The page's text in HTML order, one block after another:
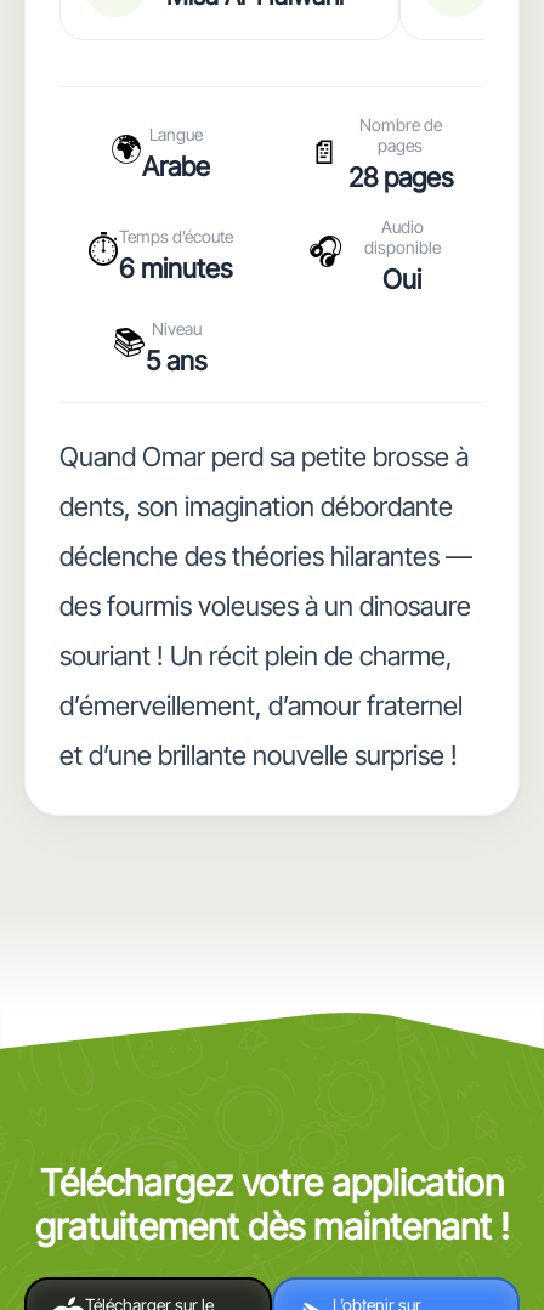
🌍 Langue
Arabe 📄
Nombre de
pages
28 pages
⏱️Temps d’écoute
6 minutes 🎧
Audio
disponible
Oui
📚 Niveau
5 ans
Quand Omar perd sa petite brosse à
dents, son imagination débordante
déclenche des théories hilarantes —
des fourmis voleuses à un dinosaure
souriant ! Un récit plein de charme,
d’émerveillement, d’amour fraternel
et d’une brillante nouvelle surprise !
Téléchargez votre application
gratuitement dès maintenant !